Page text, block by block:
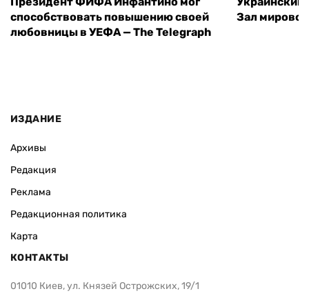
способствовать повышению своей
любовницы в УЕФА — The Telegraph
Зал
ИЗДАНИЕ
Архивы
Редакция
Реклама
Редакционная политика
Карта
КОНТАКТЫ
01010 Киев, ул. Князей Острожских, 19/1